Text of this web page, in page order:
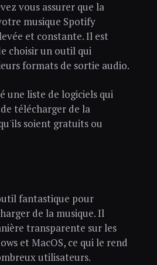
vous assurer que la
musique Spotify
et constante. Il est
choisir un outil qui
formats de sortie audio.
une liste de logiciels qui
télécharger de la
soient gratuits ou
fantastique pour
de la musique. Il
transparente sur les
et MacOS, ce qui le rend
utilisateurs.